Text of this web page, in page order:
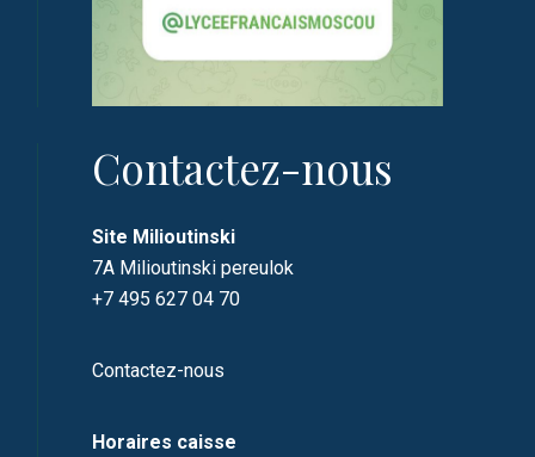
Contactez-nous
Site Milioutinski
7A Milioutinski pereulok
+7 495 627 04 70
Contactez-nous
Horaires caisse